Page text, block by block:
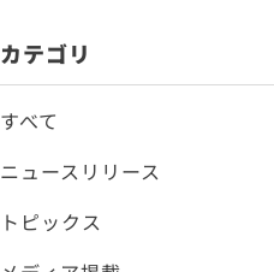
カテゴリ
すべて
ニュースリリース
トピックス